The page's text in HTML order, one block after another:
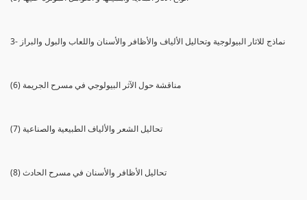
3- نماذج للاثار البيولوجية وتحاليل الألياف والأظافر والأسنان واللعاب والبول والبراز
(6) مناقشة حول الآثر البيولوجي في مسرح الجريمة
(7) تحاليل الشعر والألياف الطبيعية والصناعية
(8) تحاليل الأظافر والأسنان في مسرح الحادث